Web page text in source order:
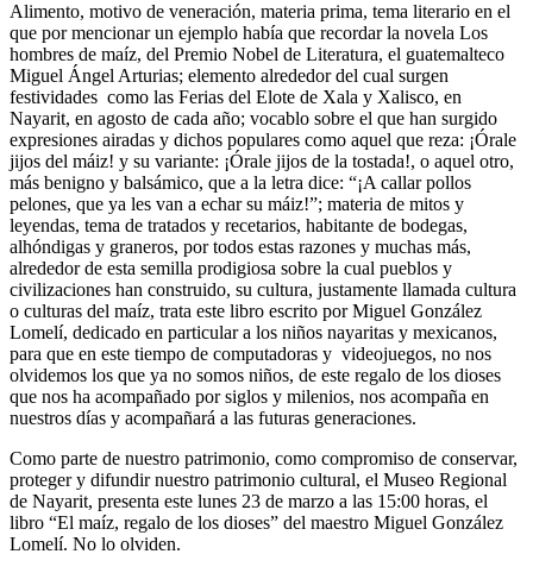
Alimento, motivo de veneración, materia prima, tema literario en el
que por mencionar un ejemplo había que recordar la novela Los
hombres de maíz, del Premio Nobel de Literatura, el guatemalteco
Miguel Ángel Arturias; elemento alrededor del cual surgen
festividades como las Ferias del Elote de Xala y Xalisco, en
Nayarit, en agosto de cada año; vocablo sobre el que han surgido
expresiones airadas y dichos populares como aquel que reza: ¡Órale
jijos del máiz! y su variante: ¡Órale jijos de la tostada!, o aquel otro,
más benigno y balsámico, que a la letra dice: “¡A callar pollos
pelones, que ya les van a echar su máiz!”; materia de mitos y
leyendas, tema de tratados y recetarios, habitante de bodegas,
alhóndigas y graneros, por todos estas razones y muchas más,
alrededor de esta semilla prodigiosa sobre la cual pueblos y
civilizaciones han construido, su cultura, justamente llamada cultura
o culturas del maíz, trata este libro escrito por Miguel González
Lomelí, dedicado en particular a los niños nayaritas y mexicanos,
para que en este tiempo de computadoras y videojuegos, no nos
olvidemos los que ya no somos niños, de este regalo de los dioses
que nos ha acompañado por siglos y milenios, nos acompaña en
nuestros días y acompañará a las futuras generaciones.
Como parte de nuestro patrimonio, como compromiso de conservar,
proteger y difundir nuestro patrimonio cultural, el Museo Regional
de Nayarit, presenta este lunes 23 de marzo a las 15:00 horas, el
libro “El maíz, regalo de los dioses” del maestro Miguel González
Lomelí. No lo olviden.